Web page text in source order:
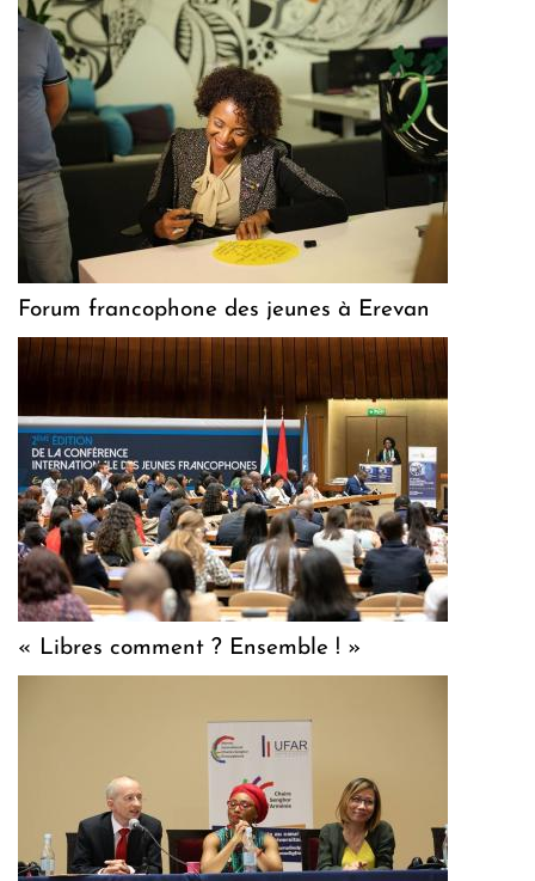
Forum francophone des jeunes à Erevan
« Libres comment ? Ensemble ! »